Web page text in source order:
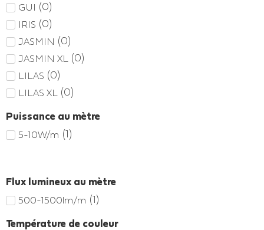
GUI (0)
IRIS (0)
JASMIN (0)
JASMIN XL (0)
LILAS (0)
LILAS XL (0)
Puissance au mètre
5-10W/m (1)
Flux lumineux au mètre
500-1500lm/m (1)
Température de couleur